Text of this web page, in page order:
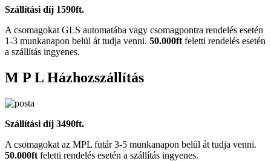
Szállítási díj 1590ft.
A csomagokat GLS automatába vagy csomagpontra rendelés esetén
1-3 munkanapon belül át tudja venni. 50.000ft feletti rendelés esetén
a szállítás ingyenes.
M P L Házhozszállítás
Szállítási díj 3490ft.
A csomagokat az MPL futár 3-5 munkanapon belül át tudja venni.
50.000ft feletti rendelés esetén a szállítás ingyenes.